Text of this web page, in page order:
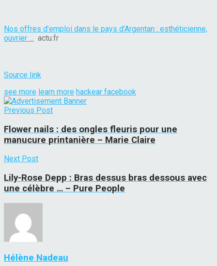
Nos offres d’emploi dans le pays d’Argentan : esthéticienne,
ouvrier … actu.fr
Source link
see more learn more hackear facebook
Previous Post
Flower nails : des ongles fleuris pour une
manucure printanière – Marie Claire
Next Post
Lily-Rose Depp : Bras dessus bras dessous avec
une célèbre … – Pure People
Hélène Nadeau